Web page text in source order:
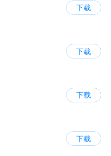
下载
下载
下载
下载